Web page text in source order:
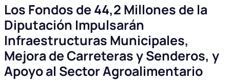
Los Fondos de 44,2 Millones de la
Diputación Impulsarán
Infraestructuras Municipales,
Mejora de Carreteras y Senderos, y
Apoyo al Sector Agroalimentario